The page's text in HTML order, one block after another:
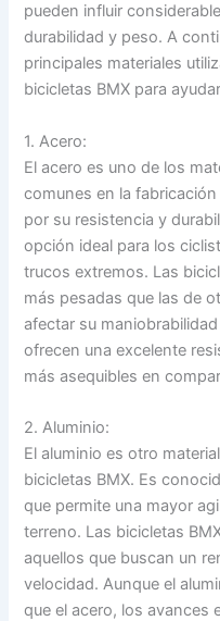
pueden influir
durabilidad y peso. A
principales materiales
bicicletas BMX para
1. Acero:
El acero es uno de los
comunes en la
por su resistencia y
opción ideal para los
trucos extremos. Las
más pesadas que las de
afectar su
ofrecen una excelente
más asequibles en
2. Aluminio:
El aluminio es otro
bicicletas BMX. Es
que permite una mayor
terreno. Las bicicletas
aquellos que buscan un
velocidad. Aunque el
que el acero, los avances